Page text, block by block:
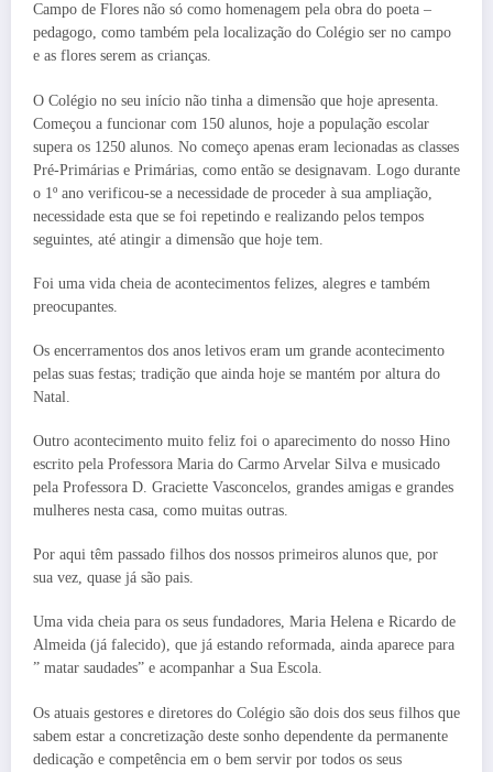
Campo de Flores não só como homenagem pela obra do poeta –
pedagogo, como também pela localização do Colégio ser no campo
e as flores serem as crianças.
O Colégio no seu início não tinha a dimensão que hoje apresenta.
Começou a funcionar com 150 alunos, hoje a população escolar
supera os 1250 alunos. No começo apenas eram lecionadas as classes
Pré-Primárias e Primárias, como então se designavam. Logo durante
o 1º ano verificou-se a necessidade de proceder à sua ampliação,
necessidade esta que se foi repetindo e realizando pelos tempos
seguintes, até atingir a dimensão que hoje tem.
Foi uma vida cheia de acontecimentos felizes, alegres e também
preocupantes.
Os encerramentos dos anos letivos eram um grande acontecimento
pelas suas festas; tradição que ainda hoje se mantém por altura do
Natal.
Outro acontecimento muito feliz foi o aparecimento do nosso Hino
escrito pela Professora Maria do Carmo Arvelar Silva e musicado
pela Professora D. Graciette Vasconcelos, grandes amigas e grandes
mulheres nesta casa, como muitas outras.
Por aqui têm passado filhos dos nossos primeiros alunos que, por
sua vez, quase já são pais.
Uma vida cheia para os seus fundadores, Maria Helena e Ricardo de
Almeida (já falecido), que já estando reformada, ainda aparece para
” matar saudades” e acompanhar a Sua Escola.
Os atuais gestores e diretores do Colégio são dois dos seus filhos que
sabem estar a concretização deste sonho dependente da permanente
dedicação e competência em o bem servir por todos os seus